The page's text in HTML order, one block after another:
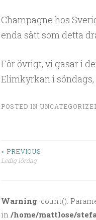
Champagne hos
enda sätt som detta
För övrigt, vi gasar i
Elimkyrkan i
POSTED IN
< PREVIOUS
Ledig lördag
Warning: count():
in /home/mattlose/